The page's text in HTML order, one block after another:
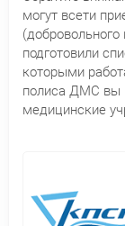
могут всети
подготовили
которыми
полиса ДМС вы
медицинские